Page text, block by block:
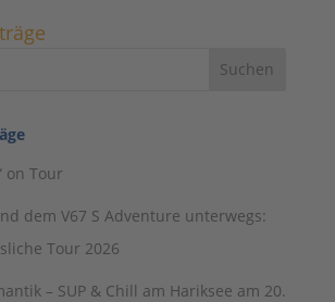
on Tour
dem V67 S Adventure unterwegs:
Tour 2026
– SUP & Chill am Hariksee am 20.